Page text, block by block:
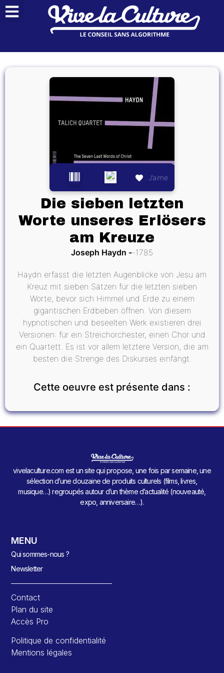
J’aime
Die sieben letzten
Worte unseres Erlösers
am Kreuze
Joseph Haydn 1785
Haydn erfasst die letzten Augenblicke von Jesu am
Kreuz mit sieben Sätzen für die letzten sieben
Worte, bevor sich Himmel und Erde zu einem
gigantischen Erdbeben öffnen. Von diesem
hypnotischen und beseelten Werk existieren drei
Versionen: für ein Streichorchester, einen Chor und
ein Quartett. Es ist vor allem letztere Version, die am
besten die Strenge des Diskurses einfängt.
Cette oeuvre est présente dans :
vivelaculture.com est un site qui propose, une fois par semaine, une
sélection d’une douzaine de produits culturels (films, livres,
musique…) regroupés autour d’un thème d’actualité (nouveauté,
expo, anniversaire…).
MENU
Qui sommes-nous ?
Newsletter
Contact
Plan du site
Accès Pro
Politique de confidentialité
Mentions légales